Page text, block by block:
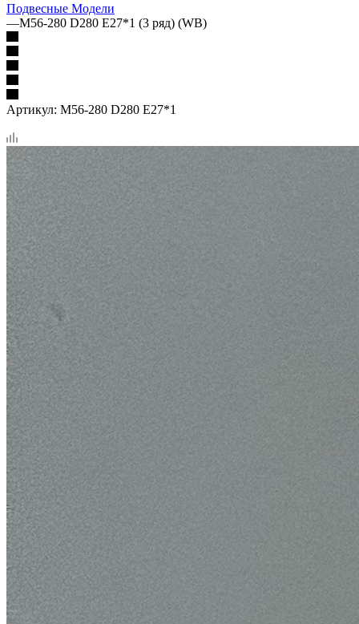
Подвесные Модели
—M56-280 D280 Е27*1 (3 ряд) (WB)
Артикул: M56-280 D280 Е27*1